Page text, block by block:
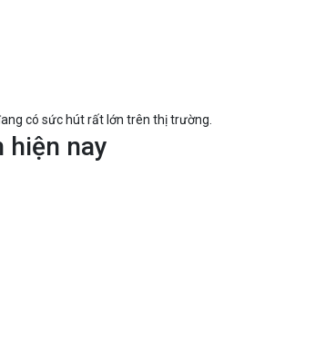
có sức hút rất lớn trên thị trường.
hiện nay